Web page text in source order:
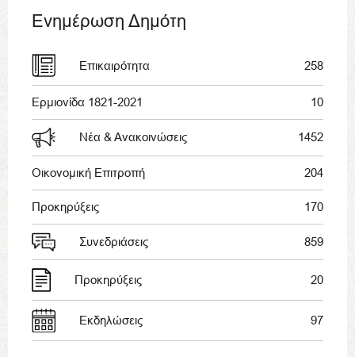
Ενημέρωση Δημότη
Επικαιρότητα 258
Ερμιονίδα 1821-2021 10
Νέα & Ανακοινώσεις 1452
Οικονομική Επιτροπή 204
Προκηρύξεις 170
Συνεδριάσεις 859
Προκηρύξεις 20
Εκδηλώσεις 97